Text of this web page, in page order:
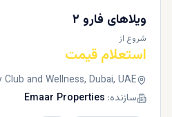
ویلاهای فارو ۲
شروع از
استعلام قیمت
and Wellness, Dubai, UAE
سازنده: Emaar Properties